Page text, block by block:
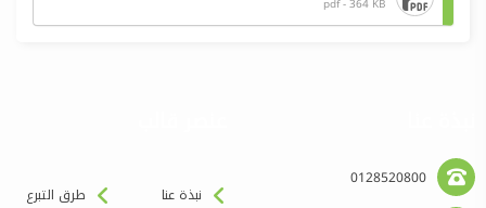
0128520800
نبذة عنا
طرق التبرع